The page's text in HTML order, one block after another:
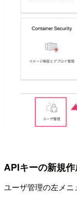
APIキーの新規
ユーザ管理の左メニ